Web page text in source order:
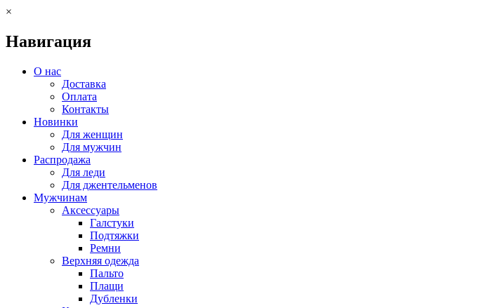
×
Навигация
О нас
Доставка
Оплата
Контакты
Новинки
Для женщин
Для мужчин
Распродажа
Для леди
Для джентельменов
Мужчинам
Аксессуары
Галстуки
Подтяжки
Ремни
Верхняя одежда
Пальто
Плащи
Дубленки